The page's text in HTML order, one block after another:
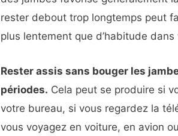
rester debout trop longtemps peut
plus lentement que d’habitude dans
Rester assis sans bouger les
périodes. Cela peut se produire si
votre bureau, si vous regardez la
vous voyagez en voiture, en avion